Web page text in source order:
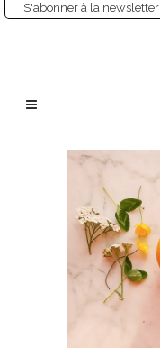
S'abonner à la newsletter